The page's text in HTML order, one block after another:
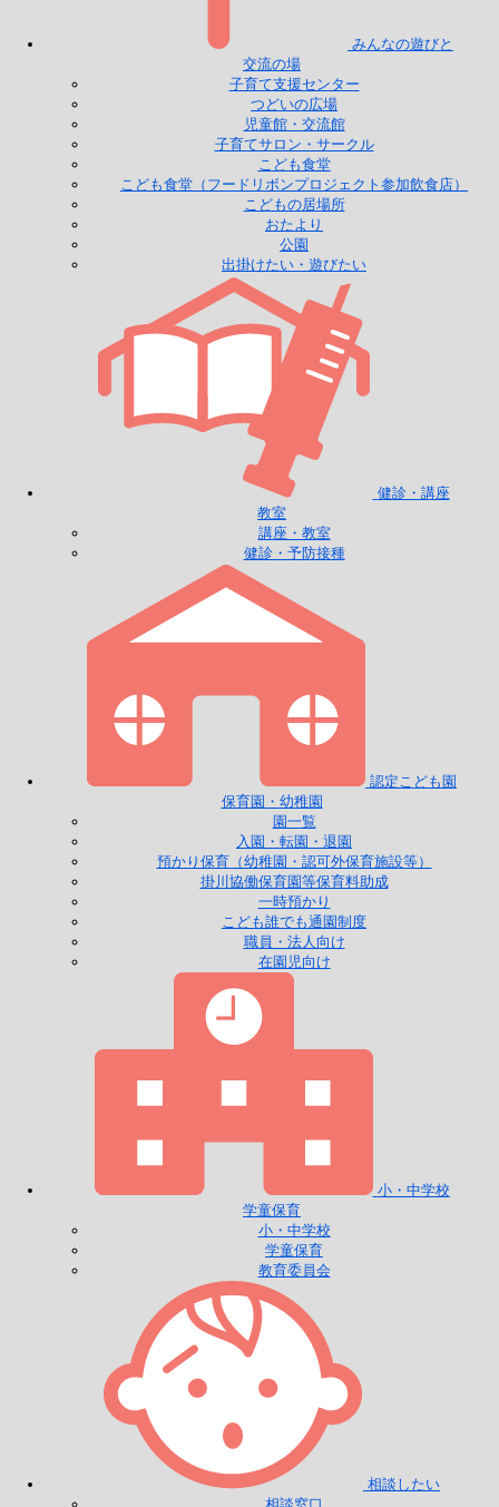
みんなの遊びと
交流の場
子育て支援センター
つどいの広場
児童館・交流館
子育てサロン・サークル
こども食堂
こども食堂（フードリボンプロジェクト参加飲食店）
こどもの居場所
おたより
公園
出掛けたい・遊びたい
健診・講座
教室
講座・教室
健診・予防接種
認定こども園
保育園・幼稚園
園一覧
入園・転園・退園
預かり保育（幼稚園・認可外保育施設等）
掛川協働保育園等保育料助成
一時預かり
こども誰でも通園制度
職員・法人向け
在園児向け
小・中学校
学童保育
小・中学校
学童保育
教育委員会
相談したい